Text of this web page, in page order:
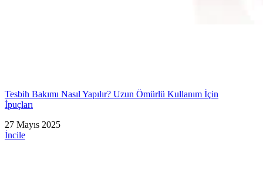
Tesbih Bakımı Nasıl Yapılır? Uzun Ömürlü Kullanım İçin
İpuçları
27 Mayıs 2025
İncile